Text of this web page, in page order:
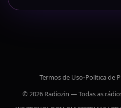
Termos de Uso•Política de
© 2026 Radiozin — Todas as